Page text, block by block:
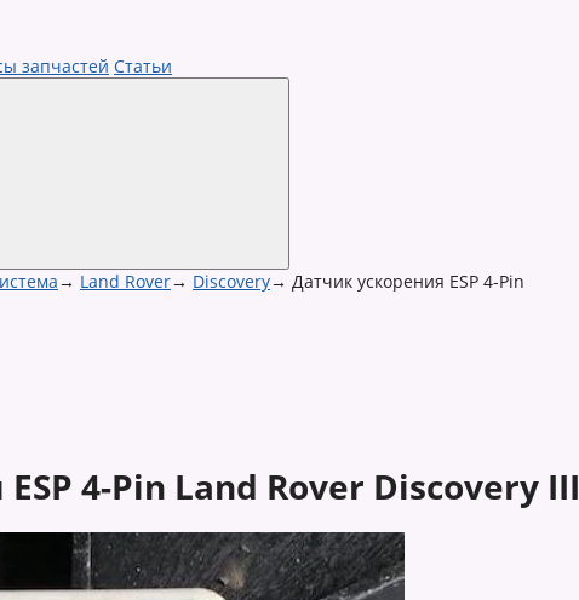
запчастей Статьи
→ Land Rover→ Discovery→ Датчик ускорения ESP 4-Pin
4-Pin Land Rover Discovery III